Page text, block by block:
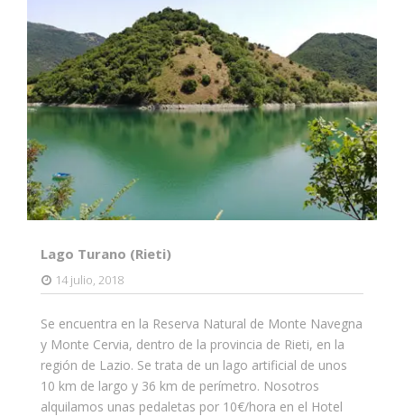
Lago Turano (Rieti)
14 julio, 2018
Se encuentra en la Reserva Natural de Monte Navegna
y Monte Cervia, dentro de la provincia de Rieti, en la
región de Lazio. Se trata de un lago artificial de unos
10 km de largo y 36 km de perímetro. Nosotros
alquilamos unas pedaletas por 10€/hora en el Hotel